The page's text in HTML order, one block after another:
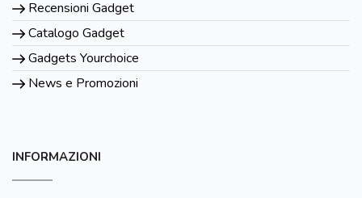
Recensioni Gadget
Catalogo Gadget
Gadgets Yourchoice
News e Promozioni
INFORMAZIONI